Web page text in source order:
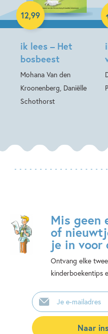
ik lees – Het
bosbeest
Mohana Van den
Kroonenberg, Daniëlle
Schothorst
12,99
Hardcover
Mis geen
of
je in voor
Ontvang elke
kinderboekentips
E-
mailadres
Naar